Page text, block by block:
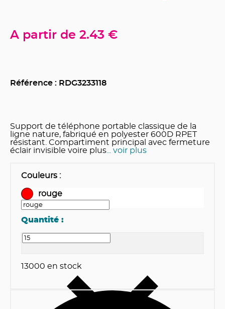
A partir de 2.43 €
Référence : RDG3233118
Support de téléphone portable classique de la
ligne nature, fabriqué en polyester 600D RPET
résistant. Compartiment principal avec fermeture
éclair invisible voire plus ... voir plus
Couleurs :
rouge
Quantité :
13000 en stock